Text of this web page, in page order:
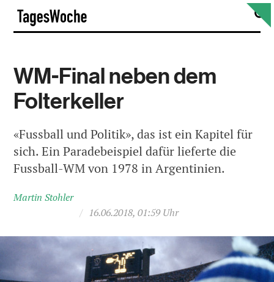
Skip
content
WM-Final neben dem
Folterkeller
«Fussball und Politik», das ist ein Kapitel für
sich. Ein Paradebeispiel dafür lieferte die
Fussball-WM von 1978 in Argentinien.
Martin Stohler
/ 16.06.2018, 01:59 Uhr